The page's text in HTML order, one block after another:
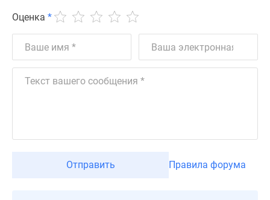
ипотека
#рассрочка
ипотека
Квартиры
Оценка *
Отправить Правила форума